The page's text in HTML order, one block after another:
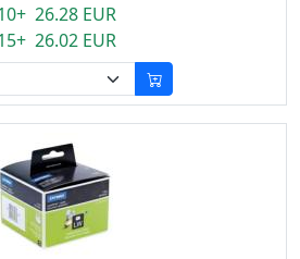
26.28 EUR
26.02 EUR